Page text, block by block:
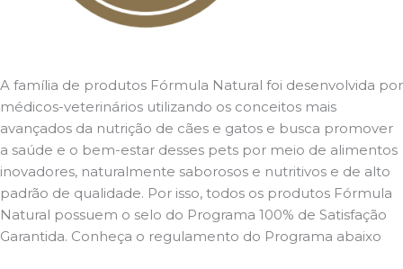
A família de produtos Fórmula Natural foi desenvolvida por
médicos-veterinários utilizando os conceitos mais
avançados da nutrição de cães e gatos e busca promover
a saúde e o bem-estar desses pets por meio de alimentos
inovadores, naturalmente saborosos e nutritivos e de alto
padrão de qualidade. Por isso, todos os produtos Fórmula
Natural possuem o selo do Programa 100% de Satisfação
Garantida. Conheça o regulamento do Programa abaixo